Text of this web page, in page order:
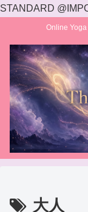
STANDARD
Online
大人